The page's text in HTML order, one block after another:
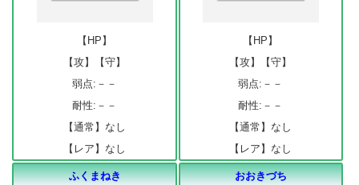
【HP】
【攻】【守】
弱点:－－
耐性:－－
【通常】なし
【レア】なし
【HP】
【攻】【守】
弱点:－－
耐性:－－
【通常】なし
【レア】なし
ふくまねき おおきづち